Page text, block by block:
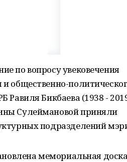
по вопросу увековечения
общественно-
Равиля Бикбаева (1938 -
Сулеймановой приняли
подразделений
мемориальная